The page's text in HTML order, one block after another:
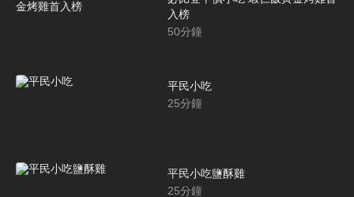
入榜
50分鐘
平民小吃
25分鐘
平民小吃鹽酥雞
25分鐘